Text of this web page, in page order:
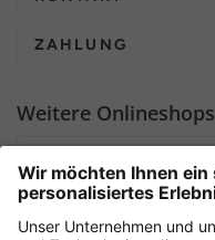
ZAHLUNG
Weitere Onlineshops